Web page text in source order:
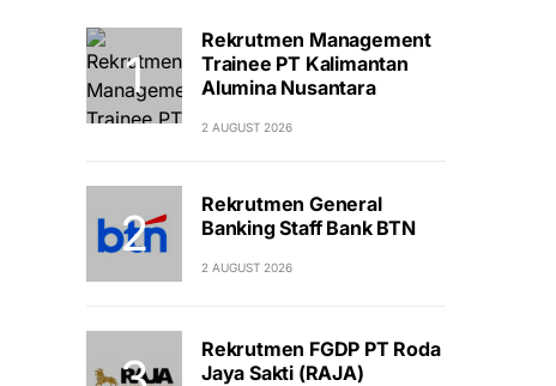
Rekrutmen Management
Trainee PT Kalimantan
Alumina Nusantara
2 AUGUST 2026
Rekrutmen General
Banking Staff Bank BTN
2 AUGUST 2026
Rekrutmen FGDP PT Roda
Jaya Sakti (RAJA)